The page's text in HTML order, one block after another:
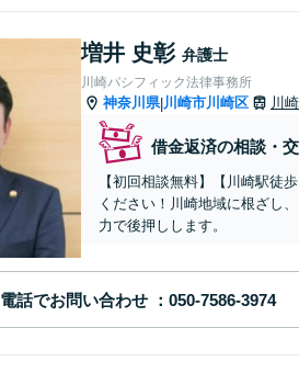
増井 史彰 弁護士
川崎パシフィック法律事務所
神奈川県|川崎市川崎区 川
借金返済の相談・
【初回相談無料】【川崎駅徒
ください！川崎地域に根ざし
力で後押しします。
電話でお問い合わせ